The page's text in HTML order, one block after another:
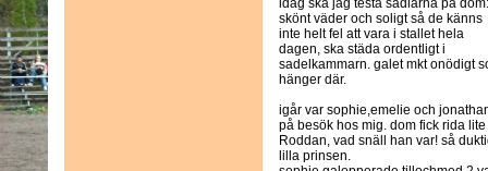
idag ska jag testa sadlarna på
skönt väder och soligt så de känns
inte helt fel att vara i stallet hela
dagen, ska städa ordentligt i
sadelkammarn. galet mkt onödigt
hänger där.
igår var sophie,emelie och
på besök hos mig. dom fick rida
Roddan, vad snäll han var! så
lilla prinsen.